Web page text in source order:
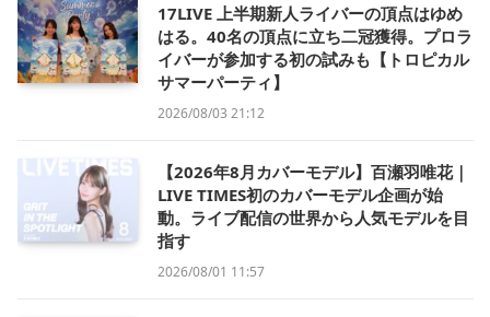
17LIVE 上半期新人ライバーの頂点はゆめ
はる。40名の頂点に立ち二冠獲得。プロラ
イバーが参加する初の試みも【トロピカル
サマーパーティ】
2026/08/03 21:12
【2026年8月カバーモデル】百瀬羽唯花｜
LIVE TIMES初のカバーモデル企画が始
動。ライブ配信の世界から人気モデルを目
指す
2026/08/01 11:57